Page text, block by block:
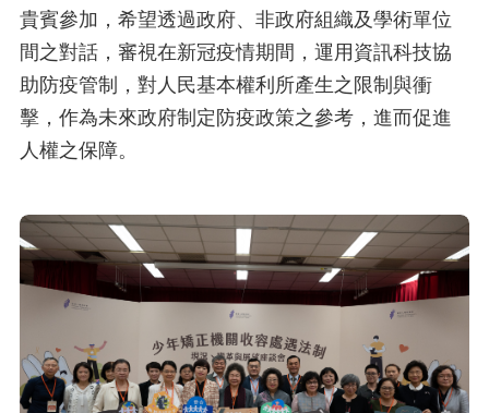
貴賓參加，希望透過政府、非政府組織及學術單位
間之對話，審視在新冠疫情期間，運用資訊科技協
助防疫管制，對人民基本權利所產生之限制與衝
擊，作為未來政府制定防疫政策之參考，進而促進
人權之保障。